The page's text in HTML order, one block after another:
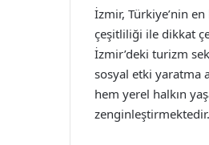
İzmir, Türkiye’nin
çeşitliliği ile dikkat
İzmir’deki turizm
sosyal etki yaratma
hem yerel halkın
zenginleştirmektedir.